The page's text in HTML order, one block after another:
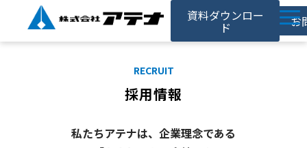
資料ダウンロー
ド お
対応事例
RECRUIT
採用情報
私たちアテナは、企業理念である